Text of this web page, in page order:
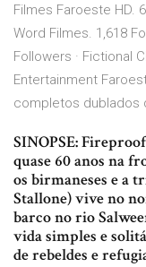
Filmes Faroeste HD.
Word Filmes. 1,618
Followers · Fictional
Entertainment
completos dublados
SINOPSE:
quase 60 anos na
os birmaneses e a
Stallone) vive no
barco no rio
vida simples e
de rebeldes e